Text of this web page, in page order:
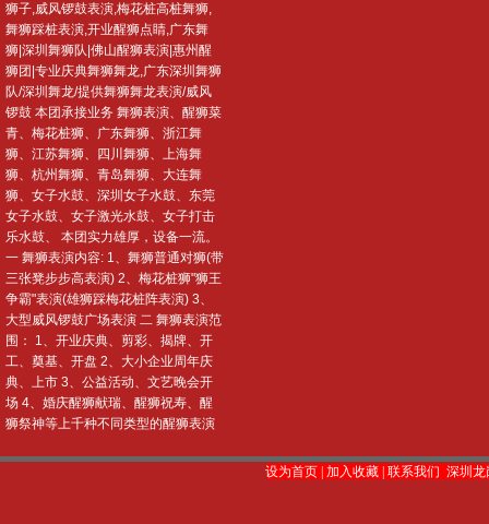
狮子,威风锣鼓表演,梅花桩高桩舞狮,
舞狮踩桩表演,开业醒狮点睛,广东舞
狮|深圳舞狮队|佛山醒狮表演|惠州醒
狮团|专业庆典舞狮舞龙,广东深圳舞狮
队/深圳舞龙/提供舞狮舞龙表演/威风
锣鼓 本团承接业务 舞狮表演、醒狮菜
青、梅花桩狮、广东舞狮、浙江舞
狮、江苏舞狮、四川舞狮、上海舞
狮、杭州舞狮、青岛舞狮、大连舞
狮、女子水鼓、深圳女子水鼓、东莞
女子水鼓、女子激光水鼓、女子打击
乐水鼓、 本团实力雄厚，设备一流。
一 舞狮表演内容: 1、舞狮普通对狮(带
三张凳步步高表演) 2、梅花桩狮"狮王
争霸"表演(雄狮踩梅花桩阵表演) 3、
大型威风锣鼓广场表演 二 舞狮表演范
围： 1、开业庆典、剪彩、揭牌、开
工、奠基、开盘 2、大小企业周年庆
典、上市 3、公益活动、文艺晚会开
场 4、婚庆醒狮献瑞、醒狮祝寿、醒
狮祭神等上千种不同类型的醒狮表演
设为首页 |加入收藏 |联系我们 深圳龙